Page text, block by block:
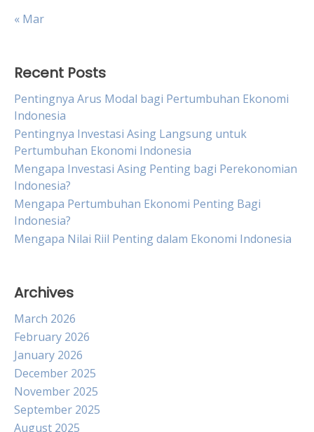
« Mar
Recent Posts
Pentingnya Arus Modal bagi Pertumbuhan Ekonomi
Indonesia
Pentingnya Investasi Asing Langsung untuk
Pertumbuhan Ekonomi Indonesia
Mengapa Investasi Asing Penting bagi Perekonomian
Indonesia?
Mengapa Pertumbuhan Ekonomi Penting Bagi
Indonesia?
Mengapa Nilai Riil Penting dalam Ekonomi Indonesia
Archives
March 2026
February 2026
January 2026
December 2025
November 2025
September 2025
August 2025